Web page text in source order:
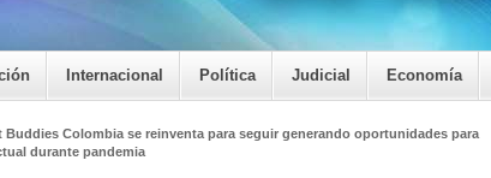
Internacional Política Judicial Economía
Buddies Colombia se reinventa para seguir generando oportunidades para
durante pandemia